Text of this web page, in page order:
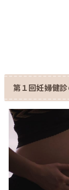
第１回妊婦健